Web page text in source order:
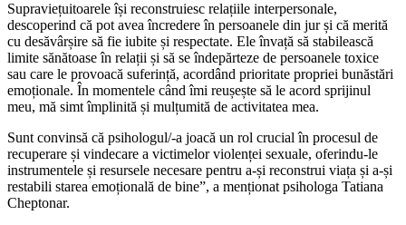
Supraviețuitoarele își reconstruiesc relațiile interpersonale,
descoperind că pot avea încredere în persoanele din jur și că merită
cu desăvârșire să fie iubite și respectate. Ele învață să stabilească
limite sănătoase în relații și să se îndepărteze de persoanele toxice
sau care le provoacă suferință, acordând prioritate propriei bunăstări
emoționale. În momentele când îmi reușește să le acord sprijinul
meu, mă simt împlinită și mulțumită de activitatea mea.
Sunt convinsă că psihologul/-a joacă un rol crucial în procesul de
recuperare și vindecare a victimelor violenței sexuale, oferindu-le
instrumentele și resursele necesare pentru a-și reconstrui viața și a-și
restabili starea emoțională de bine”, a menționat psihologa Tatiana
Cheptonar.